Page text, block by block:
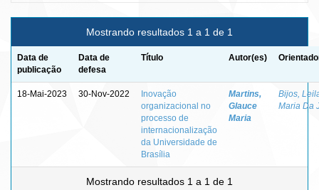
Mostrando resultados 1 a 1 de 1
Data de
publicação
Data de
defesa
Título Autor(es)
18-Mai-2023 30-Nov-2022
Inovação
organizacional no
processo de
internacionalização
da Universidade de
Brasília
Martins,
Glauce
Maria
Bijos,
Maria Da
Mostrando resultados 1 a 1 de 1